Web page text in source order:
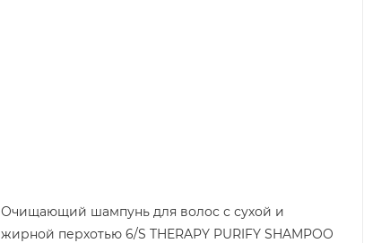
Очищающий шампунь для волос с сухой и
жирной перхотью 6/S THERAPY PURIFY SHAMPOO